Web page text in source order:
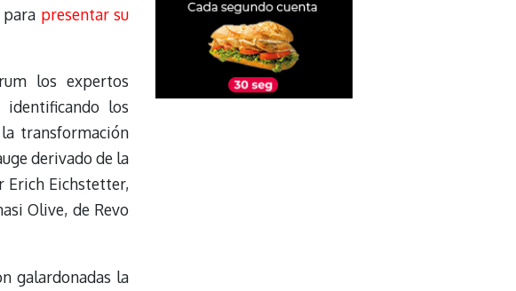
presentar su
los expertos
los
transformación
derivado de la
Erich Eichstetter,
Olive, de Revo
galardonadas la